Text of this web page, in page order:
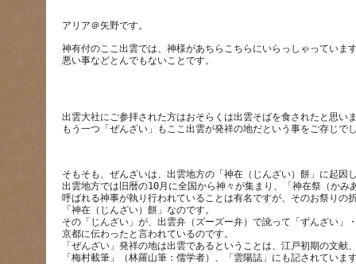
アリア＠矢野です。
神有付のここ出雲では、神様があちらこちらにいらっしゃっていま
出雲大社にご参拝された方はおそらくは出雲そばを食されたと思い
そもそも、ぜんざいは、出雲地方の「神在（じんざい）餅」に起因
出雲地方では旧暦の10月に全国から神々が集まり、「神在祭（かみ
呼ばれる神事が執り行われていることは有名ですが、そのお祭りの
「神在（じんざい）餅」なのです。
その「じんざい」が、出雲弁（ズーズー弁）で訛って「ずんざい」
京都に伝わったと言われているのです。
「ぜんざい」発祥の地は出雲であるということは、江戸初期の文献